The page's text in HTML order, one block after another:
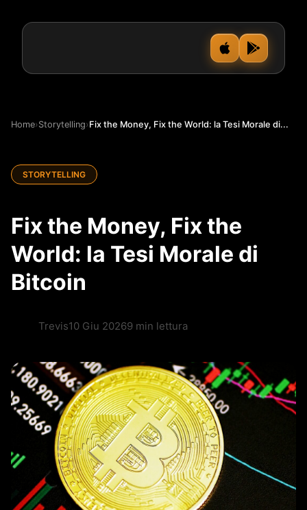
Home›Storytelling›Fix the Money, Fix the World: la Tesi Morale di...
STORYTELLING
Fix the Money, Fix the
World: la Tesi Morale di
Bitcoin
Trevis10 Giu 20269 min lettura